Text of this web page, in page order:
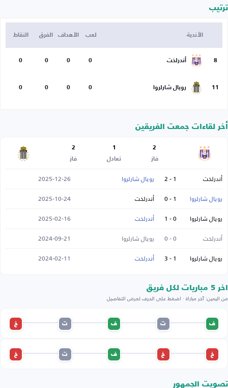
ترتيب
الأندية لعب الأهداف الفرق النقاط
8 أندرلخت 0
0
0
0
11 رويال شارلروا 0
0
0
0
أخر لقاءات جمعت الفريقين
2
فاز
1
تعادل
2
فاز
أندرلخت 1 - 2 رويال شارلروا
2025-12-26
رويال شارلروا
1 - 0 أندرلخت
2025-10-24
رويال شارلروا
0 - 1 أندرلخت
2025-02-16
أندرلخت
0 - 0 رويال شارلروا
2024-09-21
رويال شارلروا
1 - 3 أندرلخت 2024-02-11
اخر 5 مباريات لكل فريق
من اليمين: آخر مباراة · اضغط على الحرف لعرض التفاصيل
ف ت ف ت خ
خ خ ف ت خ
تصويت الجمهور